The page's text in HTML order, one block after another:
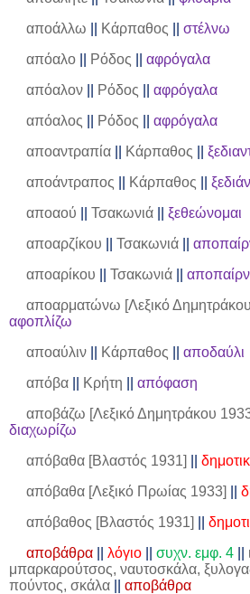
αποάλλω
Κάρπαθος
στέλνω
απόαλο|| Ρόδος
αφρόγαλα
απόαλον|| Ρόδος
αφρόγαλα
απόαλος
Ρόδος
αφρόγαλα
αποαντραπία|| Κάρπαθος
αποάντραπος
Κάρπαθος
αποαού
Τσακωνιά|| ξεθεώνομαι
αποαρζίκου
Τσακωνιά||
αποαρίκου
Τσακωνιά||
αποαρματώνω [Λεξικό
αφοπλίζω
αποαύλιν|| Κάρπαθος
αποδαύλι
απόβα|| Κρήτη
απόφαση
αποβάζω [Λεξικό Δημητράκου
διαχωρίζω
απόβαθα [Βλαστός 1931]
απόβαθα [Λεξικό Πρωίας 1933]
απόβαθος [Βλαστός 1931]
αποβάθρα|| λόγιο|| συχν. εμφ. 4||
μπαρκαρούτσος, ναυτοσκάλα,
πούντος, σκάλα
αποβάθρα